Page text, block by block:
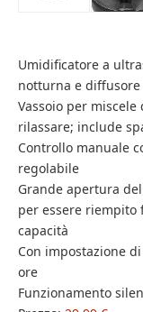
Umidificatore a
notturna e diffusore
Vassoio per
rilassare; include
Controllo manuale
regolabile
Grande apertura
per essere
capacità
Con impostazione
ore
Funzionamento